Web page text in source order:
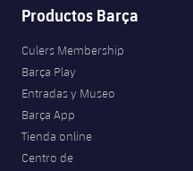
Productos Barça
Culers Membership
Barça Play
Entradas y Museo
Barça App
Tienda online
Centro de